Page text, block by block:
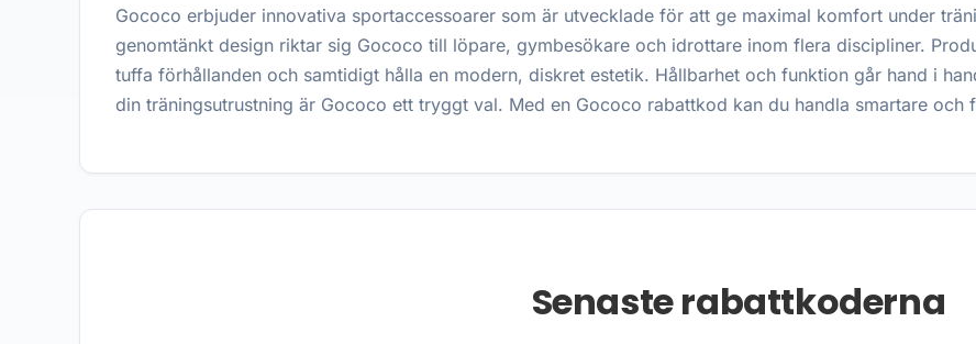
Gococo erbjuder innovativa sportaccessoarer som är utvecklade för att ge maximal komfort under
genomtänkt design riktar sig Gococo till löpare, gymbesökare och idrottare inom flera discipliner.
tuffa förhållanden och samtidigt hålla en modern, diskret estetik. Hållbarhet och funktion går hand i
din träningsutrustning är Gococo ett tryggt val. Med en Gococo rabattkod kan du handla smartare och
Senaste rabattkoderna